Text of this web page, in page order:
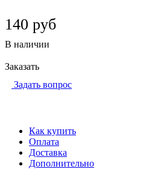
140 руб
В наличии
Заказать
Задать вопрос
Как купить
Оплата
Доставка
Дополнительно